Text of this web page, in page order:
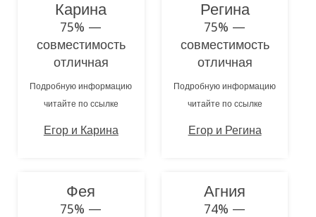
Карина
75% —
совместимость
отличная
Подробную информацию
читайте по ссылке
Егор и Карина
Регина
75% —
совместимость
отличная
Подробную информацию
читайте по ссылке
Егор и Регина
Фея
75% —
Агния
74% —